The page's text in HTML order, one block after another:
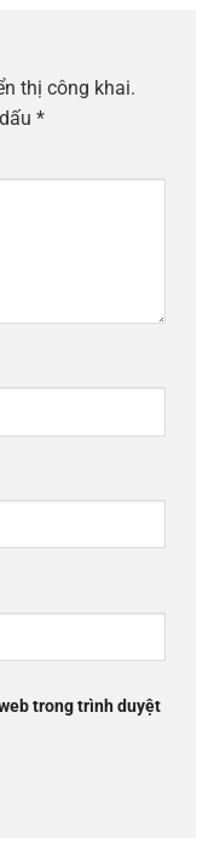
thị công khai.
*
trong trình duyệt